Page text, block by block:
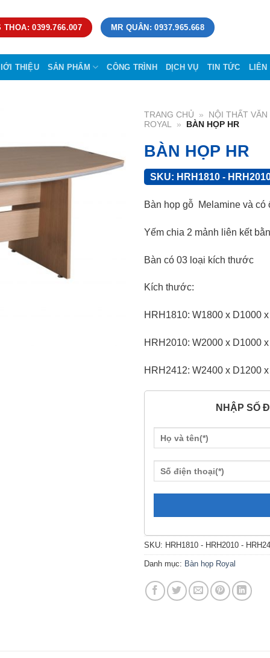
THOA: 0399.766.007 MR QUÂN: 0937.965.668
THIỆU SẢN PHẨM CÔNG TRÌNH DỊCH VỤ TIN TỨC LIÊN
TRANG CHỦ »
NỘI THẤT
ROYAL » BÀN HỌP HR
BÀN HỌP HR
SKU: HRH1810 -
Bàn họp gỗ Melamine và có
Yếm chia 2 mảnh liên kết
Bàn có 03 loại kích thước
Kích thước:
HRH1810: W1800 x D1000
HRH2010: W2000 x D1000
HRH2412: W2400 x D1200
NHẬP SỐ
SKU: HRH1810 - HRH2010 -
Danh mục: Bàn họp Royal